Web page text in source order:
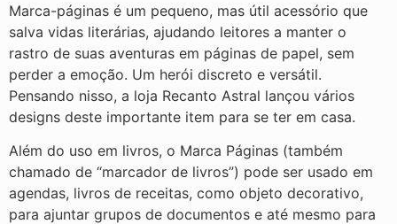
Marca-páginas é um pequeno, mas útil acessório que
salva vidas literárias, ajudando leitores a manter o
rastro de suas aventuras em páginas de papel, sem
perder a emoção. Um herói discreto e versátil.
Pensando nisso, a loja Recanto Astral lançou vários
designs deste importante item para se ter em casa.
Além do uso em livros, o Marca Páginas (também
chamado de “marcador de livros”) pode ser usado em
agendas, livros de receitas, como objeto decorativo,
para ajuntar grupos de documentos e até mesmo para